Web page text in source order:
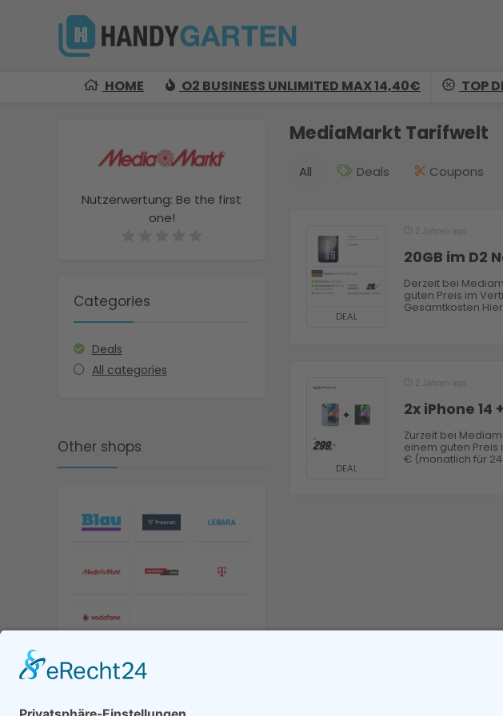
HOME O2 BUSINESS UNLIMITED MAX 14,40€ TOP
MediaMarkt Tarifwelt
Nutzerwertung: Be the first
one!
Categories
Deals
All categories
All Deals Coupons
DEAL
2 Jahren ago
20GB im D2
Derzeit bei
guten Preis im
Gesamtkosten
DEAL
2 Jahren ago
2x iPhone 14
Zurzeit bei
einem guten Preis
€ (monatlich für 24
Other shops